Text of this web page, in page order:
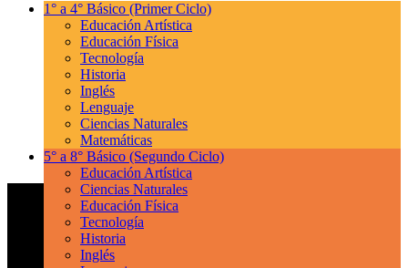
1° a 4° Básico (Primer Ciclo)
Educación Artística
Educación Física
Tecnología
Historia
Inglés
Lenguaje
Ciencias Naturales
Matemáticas
5° a 8° Básico (Segundo Ciclo)
Educación Artística
Ciencias Naturales
Educación Física
Tecnología
Historia
Inglés